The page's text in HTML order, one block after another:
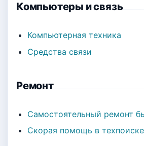
Компьютеры и связь
Компьютерная техника
Средства связи
Ремонт
Самостоятельный ремонт
Скорая помощь в техпоиске